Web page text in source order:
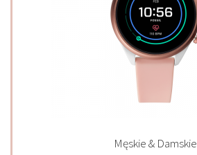
Męskie & Damskie